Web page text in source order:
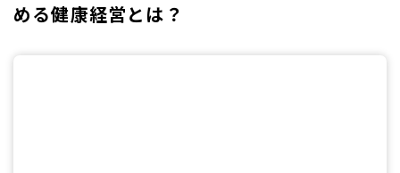
める健康経営とは？